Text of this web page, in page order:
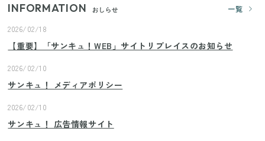
INFORMATION おしらせ
一覧
2026/02/18
【重要】「サンキュ！WEB」サイトリプレイスのお知らせ
2026/02/10
サンキュ！ メディアポリシー
2026/02/10
サンキュ！ 広告情報サイト